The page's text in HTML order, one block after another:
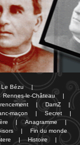
Le Bézu
|
Rennes-le-Château
|
| DamZ
|
maçon | Secret
|
| Anagramme
|
|
Fin du monde
| Histoire |